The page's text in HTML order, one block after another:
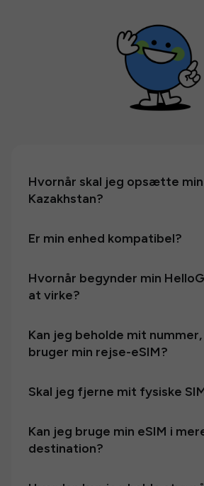
Hvornår skal jeg opsætte
Kazakhstan?
Er min enhed kompatibel?
Hvornår begynder min
at virke?
Kan jeg beholde mit
bruger min rejse-eSIM?
Skal jeg fjerne mit fysiske
Kan jeg bruge min eSIM i
destination?